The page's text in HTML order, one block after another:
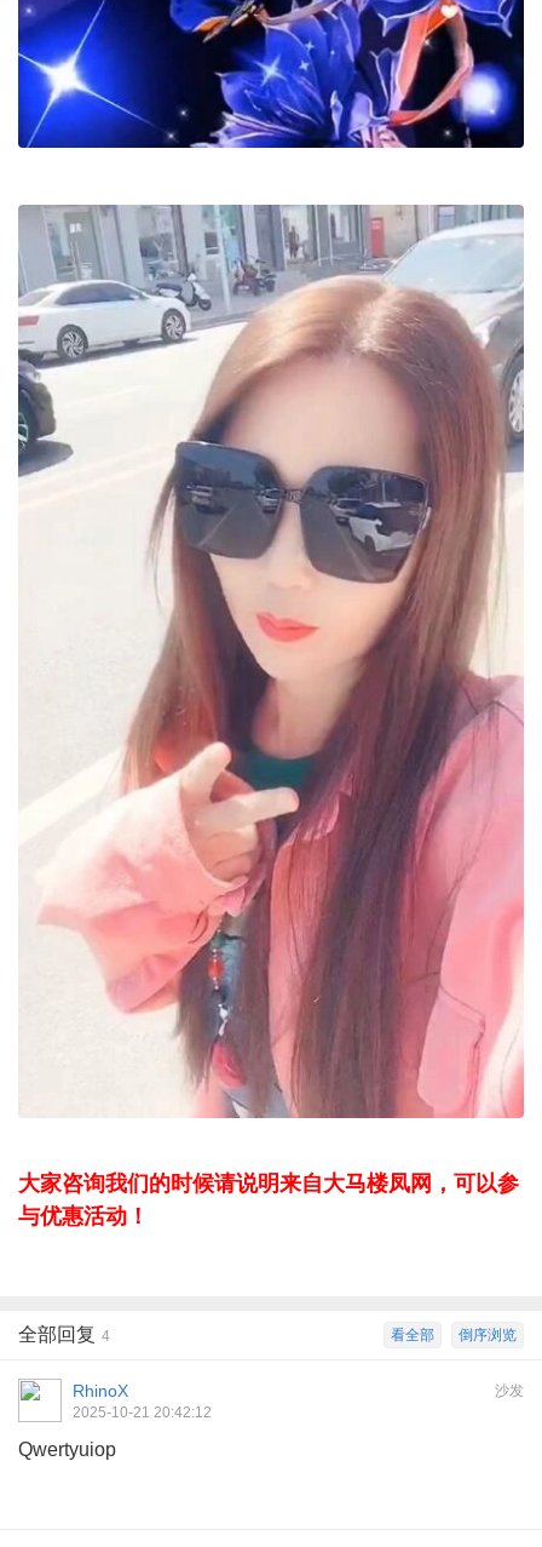
大家咨询我们的时候请说明来自大马楼凤网，可以参
与优惠活动！
倒序浏览
看全部
全部回复 4
沙发
RhinoX
2025-10-21 20:42:12
Qwertyuiop